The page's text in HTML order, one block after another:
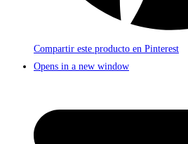
Compartir este producto en Pinterest
Opens in a new window